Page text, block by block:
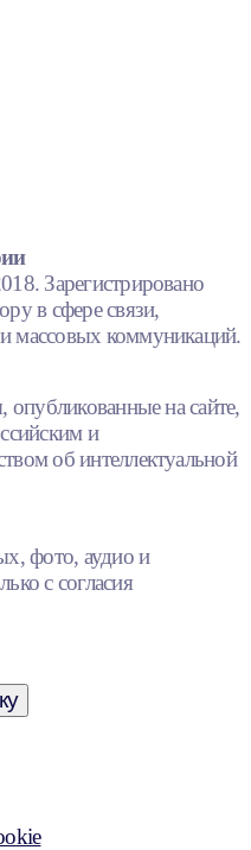
Зарегистрировано
в сфере связи,
массовых коммуникаций.
на сайте,
и
об интеллектуальной
фото, аудио и
с согласия